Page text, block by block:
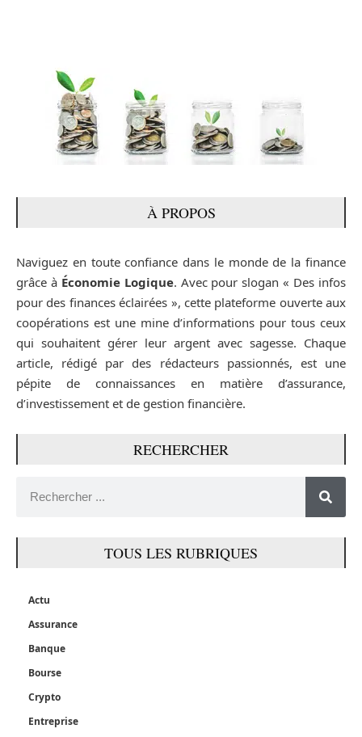
À PROPOS
Naviguez en toute confiance dans le monde de la finance
grâce à Économie Logique. Avec pour slogan « Des infos
pour des finances éclairées », cette plateforme ouverte aux
coopérations est une mine d’informations pour tous ceux
qui souhaitent gérer leur argent avec sagesse. Chaque
article, rédigé par des rédacteurs passionnés, est une
pépite de connaissances en matière d’assurance,
d’investissement et de gestion financière.
RECHERCHER
TOUS LES RUBRIQUES
Actu
Assurance
Banque
Bourse
Crypto
Entreprise